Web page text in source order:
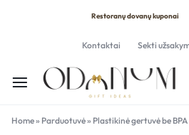
Restoranų dovanų kuponai
Kontaktai Sekti
Home» Parduotuvė» Plastikinė gertuvė be